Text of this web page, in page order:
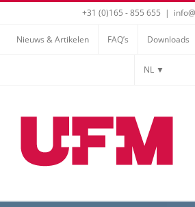
+31 (0)165 - 855 655 |
Nieuws & Artikelen FAQ’s Downloads
NL ▼